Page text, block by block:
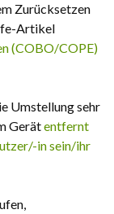
Zurücksetzen
Artikel
(COBO/COPE)
Umstellung sehr
Gerätentfernt
in sein/ihr